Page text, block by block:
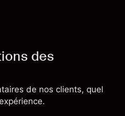
des
de nos clients, quel